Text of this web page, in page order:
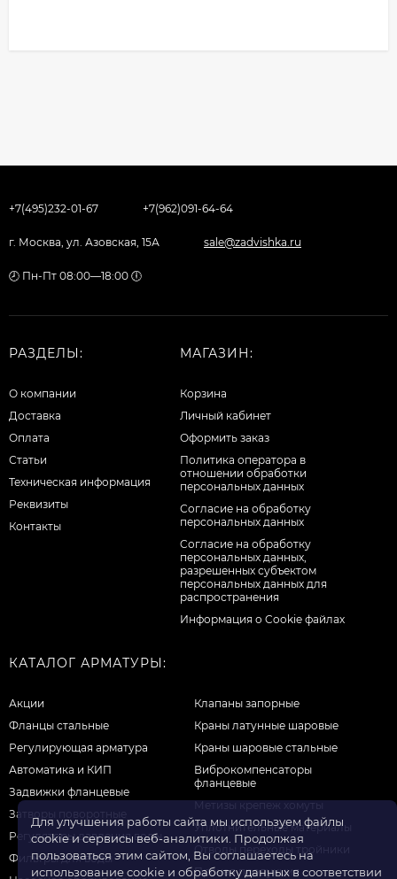
+7(495)232-01-67 +7(962)091-64-64
г. Москва, ул. Азовская, 15А sale@zadvishka.ru
🕗 Пн-Пт 08:00—18:00 🕕
РАЗДЕЛЫ:
О компании
Доставка
Оплата
Статьи
Техническая информация
Реквизиты
Контакты
МАГАЗИН:
Корзина
Личный кабинет
Оформить заказ
Политика оператора в
отношении обработки
персональных данных
Согласие на обработку
персональных данных
Cогласие на обработку
персональных данных,
разрешенных субъектом
персональных данных для
распространения
Информация о Cookie файлах
КАТАЛОГ АРМАТУРЫ:
Акции
Фланцы стальные
Регулирующая арматура
Автоматика и КИП
Задвижки фланцевые
Затворы поворотные
Регуляторы давления воды
Фильтры для воды
Клапаны запорные
Краны латунные шаровые
Краны шаровые стальные
Виброкомпенсаторы
фланцевые
Метизы крепеж хомуты
Уплотнительные материалы
Отводы переходы тройники
Прочая продукция
Для улучшения работы сайта мы используем файлы
cookie и сервисы веб-аналитики. Продолжая
пользоваться этим сайтом, Вы соглашаетесь на
использование cookie и обработку данных в соответствии